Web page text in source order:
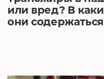
или вред? В
они содержаться